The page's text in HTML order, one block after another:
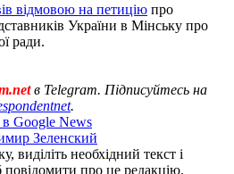
відмовою на петицію про
України в Мінську про
ради.
в Telegram. Підписуйтесь на
.
Google News
Зеленский
необхідний текст і
про це редакцію.